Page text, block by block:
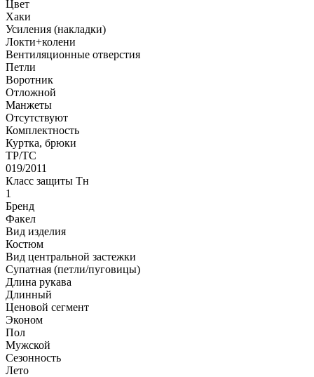
Цвет
Хаки
Усиления (накладки)
Локти+колени
Вентиляционные отверстия
Петли
Воротник
Отложной
Манжеты
Отсутствуют
Комплектность
Куртка, брюки
ТР/ТС
019/2011
Класс защиты Тн
1
Бренд
Факел
Вид изделия
Костюм
Вид центральной застежки
Супатная (петли/пуговицы)
Длина рукава
Длинный
Ценовой сегмент
Эконом
Пол
Мужской
Сезонность
Лето